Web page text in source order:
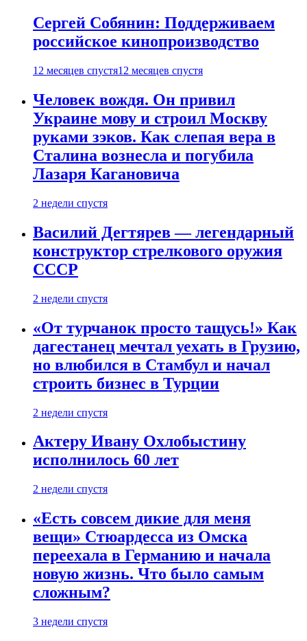
Сергей Собянин: Поддерживаем
российское кинопроизводство
12 месяцев спустя12 месяцев спустя
Человек вождя. Он привил
Украине мову и строил Москву
руками зэков. Как слепая вера в
Сталина вознесла и погубила
Лазаря Кагановича
2 недели спустя
Василий Дегтярев — легендарный
конструктор стрелкового оружия
СССР
2 недели спустя
«От турчанок просто тащусь!» Как
дагестанец мечтал уехать в Грузию,
но влюбился в Стамбул и начал
строить бизнес в Турции
2 недели спустя
Актеру Ивану Охлобыстину
исполнилось 60 лет
2 недели спустя
«Есть совсем дикие для меня
вещи» Стюардесса из Омска
переехала в Германию и начала
новую жизнь. Что было самым
сложным?
3 недели спустя